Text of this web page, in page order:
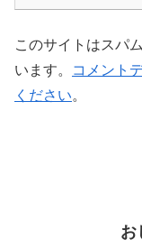
このサイトはスパ
います。 コメント
ください。
お